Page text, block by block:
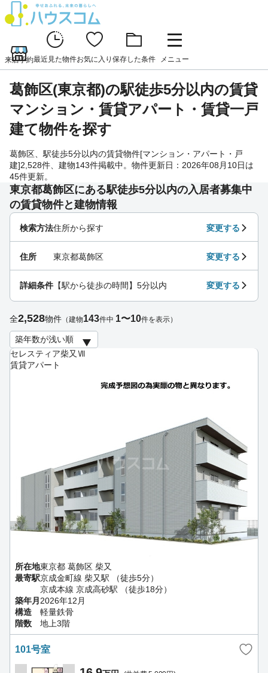
来店予約最近見た物件お気に入り 保存した条件 メニュー
葛飾区(東京都)の駅徒歩5分以内の賃貸
マンション・賃貸アパート・賃貸一戸
建て物件を探す
葛飾区、駅徒歩5分以内の賃貸物件[マンション・アパート・戸
建]2,528件、建物143件掲載中。物件更新日：2026年08月10日は
45件更新。
東京都葛飾区にある駅徒歩5分以内の入居者募集中
の賃貸物件と建物情報
セレスティア柴又Ⅶ
賃貸アパート
所在地東京都 葛飾区 柴又
最寄駅京成金町線 柴又駅 （徒歩5分）
京成本線 京成高砂駅 （徒歩18分）
築年月 2026年12月
構造
軽量鉄骨
階数
地上3階
101号室
検索方法住所から探す 変更する
住所 東京都葛飾区 変更する
詳細条件 【駅から徒歩の時間】5分以内 変更する
全2,528物件 （建物143件中 1〜10件を表示）